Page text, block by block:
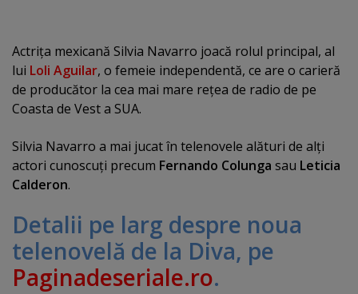
Actriţa mexicană Silvia Navarro joacă rolul principal, al
lui Loli Aguilar, o femeie independentă, ce are o carieră
de producător la cea mai mare reţea de radio de pe
Coasta de Vest a SUA.
Silvia Navarro a mai jucat în telenovele alături de alţi
actori cunoscuţi precum Fernando Colunga sau Leticia
Calderon.
Detalii pe larg despre noua
telenovelă de la Diva, pe
Paginadeseriale.ro.